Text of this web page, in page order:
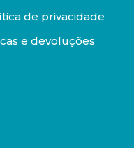
de privacidade
e devoluções